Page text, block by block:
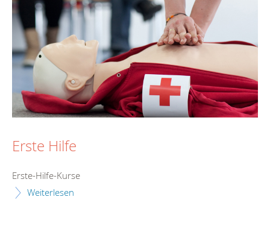
Erste Hilfe
Erste-Hilfe-Kurse
Weiterlesen